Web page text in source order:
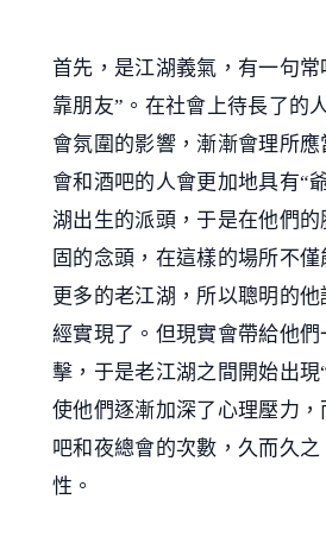
首先，是江湖義氣，有一句常
靠朋友”。在社會上待長了的
會氛圍的影響，漸漸會理所
會和酒吧的人會更加地具有“
湖出生的派頭，于是在他們
固的念頭，在這樣的場所不
更多的老江湖，所以聰明的
經實現了。但現實會帶給他們
擊，于是老江湖之間開始出現
使他們逐漸加深了心理壓力
吧和夜總會的次數，久而久
性。